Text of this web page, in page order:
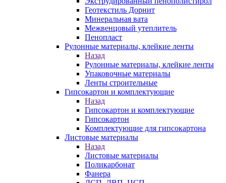
Геотекстиль Дорнит
Минеральная вата
Межвенцовый утеплитель
Пенопласт
Рулонные материалы, клейкие ленты
Назад
Рулонные материалы, клейкие ленты
Упаковочные материалы
Ленты строительные
Гипсокартон и комплектующие
Назад
Гипсокартон и комплектующие
Гипсокартон
Комплектующие для гипсокартона
Листовые материалы
Назад
Листовые материалы
Поликарбонат
Фанера